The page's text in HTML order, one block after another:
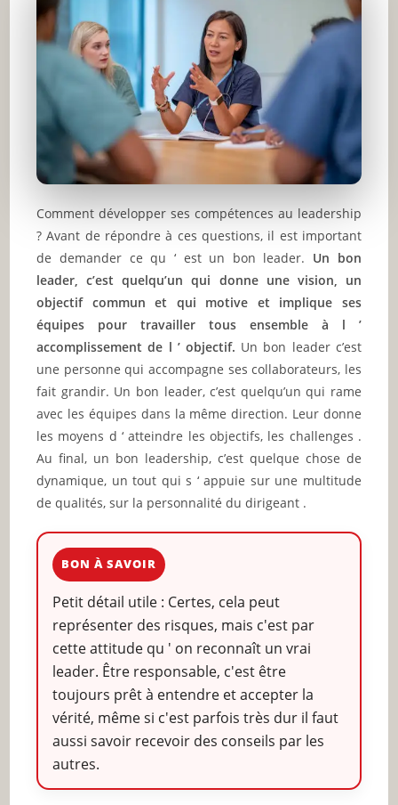
Comment développer ses compétences au leadership
? Avant de répondre à ces questions, il est important
de demander ce qu ‘ est un bon leader. Un bon
leader, c’est quelqu’un qui donne une vision, un
objectif commun et qui motive et implique ses
équipes pour travailler tous ensemble à l ’
accomplissement de l ’ objectif. Un bon leader c’est
une personne qui accompagne ses collaborateurs, les
fait grandir. Un bon leader, c’est quelqu’un qui rame
avec les équipes dans la même direction. Leur donne
les moyens d ‘ atteindre les objectifs, les challenges .
Au final, un bon leadership, c’est quelque chose de
dynamique, un tout qui s ‘ appuie sur une multitude
de qualités, sur la personnalité du dirigeant .
BON À SAVOIR
Petit détail utile : Certes, cela peut
représenter des risques, mais c'est par
cette attitude qu ' on reconnaît un vrai
leader. Être responsable, c'est être
toujours prêt à entendre et accepter la
vérité, même si c'est parfois très dur il faut
aussi savoir recevoir des conseils par les
autres.